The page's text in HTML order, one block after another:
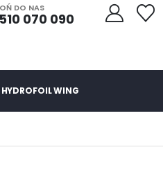
DO NAS
070 090
HYDROFOIL WING